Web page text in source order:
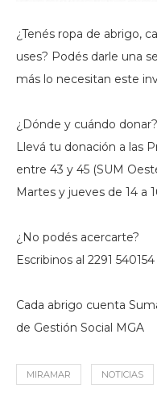
¿Tenés ropa de abrigo,
uses? Podés darle una
más lo necesitan este
¿Dónde y cuándo donar?
Llevá tu donación a las
entre 43 y 45 (SUM
Martes y jueves de 14 a
¿No podés acercarte?
Escribinos al 2291
Cada abrigo cuenta
de Gestión Social MGA
MIRAMAR NOTICIAS